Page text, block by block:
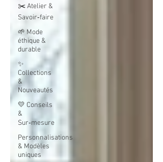
✂️ Atelier &
Savoir‑faire
🌱 Mode
éthique &
durable
✨
Collections
&
Nouveautés
💛 Conseils
&
Sur‑mesure
Personnalisations
& Modèles
uniques